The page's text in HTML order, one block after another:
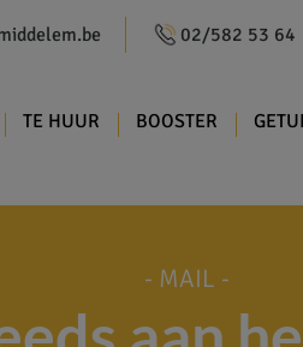
02/582 53 64
TE HUUR BOOSTER
- MAIL -